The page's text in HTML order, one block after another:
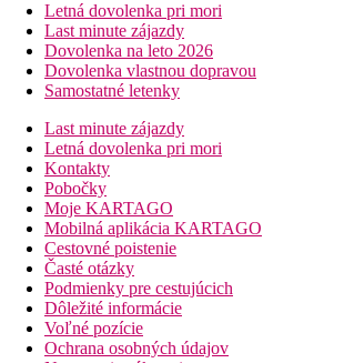
Letná dovolenka pri mori
Last minute zájazdy
Dovolenka na leto 2026
Dovolenka vlastnou dopravou
Samostatné letenky
Last minute zájazdy
Letná dovolenka pri mori
Kontakty
Pobočky
Moje KARTAGO
Mobilná aplikácia KARTAGO
Cestovné poistenie
Časté otázky
Podmienky pre cestujúcich
Dôležité informácie
Voľné pozície
Ochrana osobných údajov